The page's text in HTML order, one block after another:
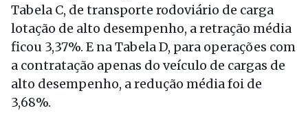
Tabela C, de transporte rodoviário de carga
lotação de alto desempenho, a retração média
ficou 3,37%. E na Tabela D, para operações com
a contratação apenas do veículo de cargas de
alto desempenho, a redução média foi de
3,68%.